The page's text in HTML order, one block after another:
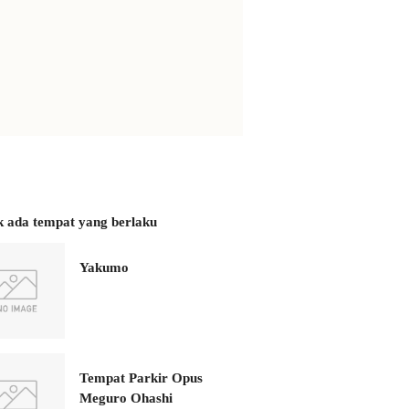
ada tempat yang berlaku
Yakumo
Tempat Parkir Opus
Meguro Ohashi